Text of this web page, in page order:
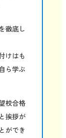
徹底し
けはも
ら学ぶ
校合格
挨拶が
ができ